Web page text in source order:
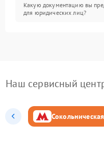
Какую документацию вы
для юридических лиц?
Наш сервисный
Сокольническая